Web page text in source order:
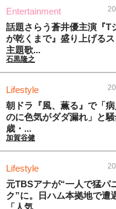
Entertainment
話題さらう蒼井優主演『T
が乾くまで』盛り上げる
主題歌...
石黒隆之
Lifestyle
朝ドラ『風、薫る』で「
のに色気がダダ漏れ」と
歳・...
加賀谷健
Lifestyle
元TBSアナが“一人で猛パ
ク”に。日ハム本拠地で遭
「人気...